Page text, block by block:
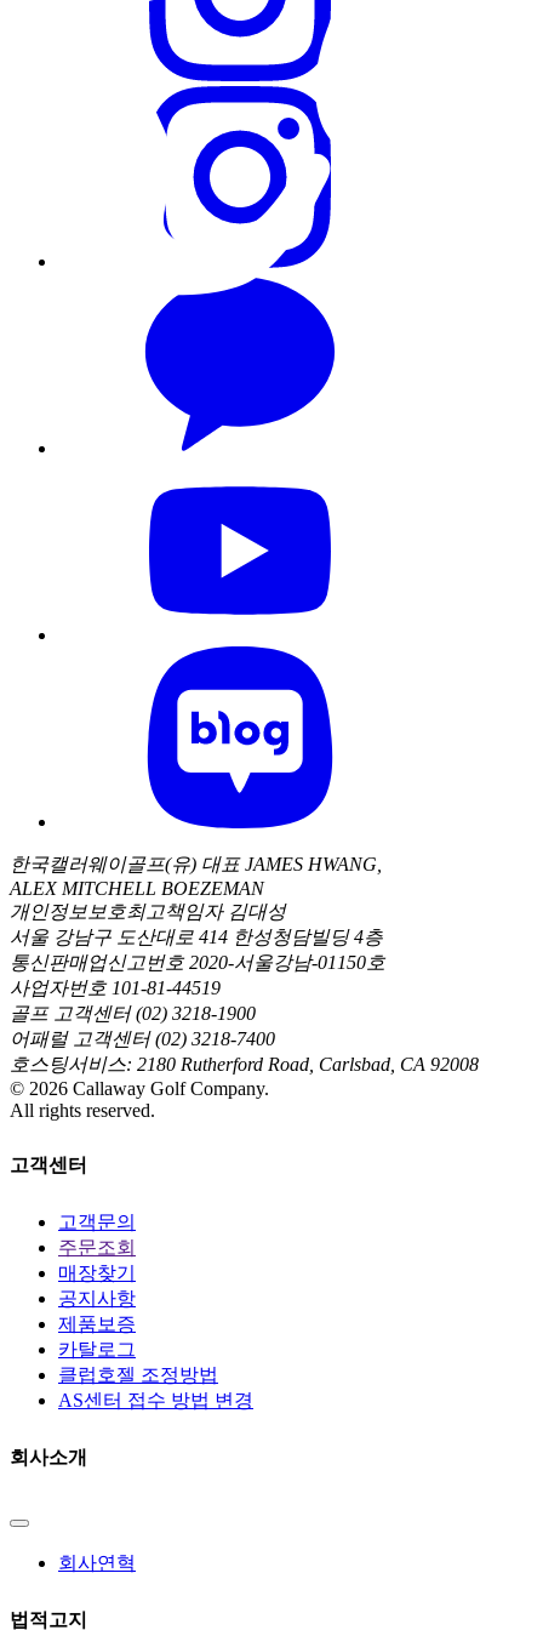
한국캘러웨이골프(유) 대표 JAMES HWANG,
ALEX MITCHELL BOEZEMAN
개인정보보호최고책임자 김대성
서울 강남구 도산대로 414 한성청담빌딩 4층
통신판매업신고번호 2020-서울강남-01150호
사업자번호 101-81-44519
골프 고객센터 (02) 3218-1900
어패럴 고객센터 (02) 3218-7400
호스팅서비스: 2180 Rutherford Road, Carlsbad, CA 92008
© 2026 Callaway Golf Company.
All rights reserved.
고객센터
고객문의
주문조회
매장찾기
공지사항
제품보증
카탈로그
클럽호젤 조정방법
AS센터 접수 방법 변경
회사소개
회사연혁
법적고지